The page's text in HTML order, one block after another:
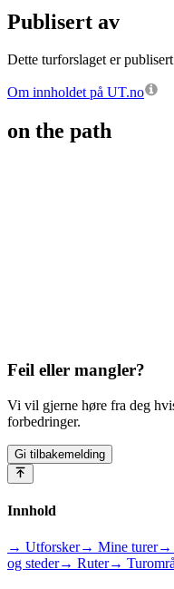
Publisert av
Dette turforslaget er
Om innholdet på UT.no
on the path
Feil eller mangler?
Vi vil gjerne høre fra deg
forbedringer.
Gi tilbakemelding
Innhold
→ Utforsker→ Mine turer→
og steder→ Ruter→